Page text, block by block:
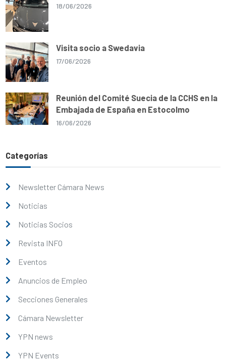
18/06/2026
Visita socio a Swedavia
17/06/2026
Reunión del Comité Suecia de la CCHS en la
Embajada de España en Estocolmo
16/06/2026
Categorías
Newsletter Cámara News
Noticias
Noticias Socios
Revista INFO
Eventos
Anuncios de Empleo
Secciones Generales
Cámara Newsletter
YPN news
YPN Events